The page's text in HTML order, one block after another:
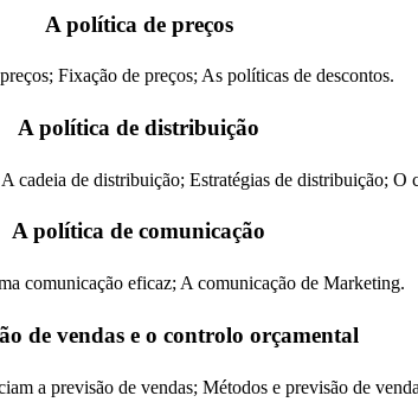
A política de preços
Fixação de preços; As políticas de descontos.
A política de distribuição
cadeia de distribuição; Estratégias de distribuição; O
A política de comunicação
comunicação eficaz; A comunicação de Marketing.
de vendas e o controlo orçamental
a previsão de vendas; Métodos e previsão de